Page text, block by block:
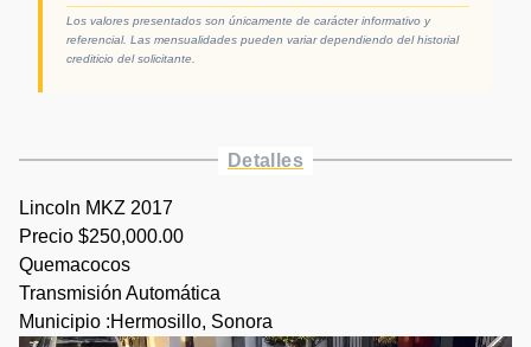
Los valores presentados son únicamente de carácter informativo y
referencial. Las mensualidades pueden variar dependiendo del historial
crediticio del solicitante.
Detalles
Lincoln MKZ 2017
Precio $250,000.00
Quemacocos
Transmisión Automática
Municipio :Hermosillo, Sonora